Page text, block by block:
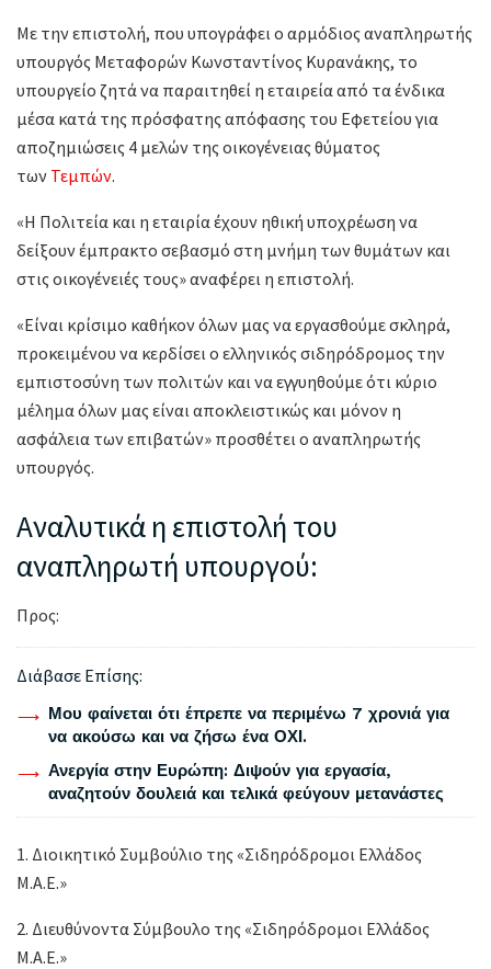
Με την επιστολή, που υπογράφει ο αρμόδιος αναπληρωτής
υπουργός Μεταφορών Κωνσταντίνος Κυρανάκης, το
υπουργείο ζητά να παραιτηθεί η εταιρεία από τα ένδικα
μέσα κατά της πρόσφατης απόφασης του Εφετείου για
αποζημιώσεις 4 μελών της οικογένειας θύματος
των Τεμπών.
«Η Πολιτεία και η εταιρία έχουν ηθική υποχρέωση να
δείξουν έμπρακτο σεβασμό στη μνήμη των θυμάτων και
στις οικογένειές τους» αναφέρει η επιστολή.
«Είναι κρίσιμο καθήκον όλων μας να εργασθούμε σκληρά,
προκειμένου να κερδίσει ο ελληνικός σιδηρόδρομος την
εμπιστοσύνη των πολιτών και να εγγυηθούμε ότι κύριο
μέλημα όλων μας είναι αποκλειστικώς και μόνον η
ασφάλεια των επιβατών» προσθέτει ο αναπληρωτής
υπουργός.
Αναλυτικά η επιστολή του
αναπληρωτή υπουργού:
Προς:
Διάβασε Επίσης:
Μου φαίνεται ότι έπρεπε να περιμένω 7 χρονιά για
να ακούσω και να ζήσω ένα ΟΧΙ.
Ανεργία στην Ευρώπη: Διψούν για εργασία,
αναζητούν δουλειά και τελικά φεύγουν μετανάστες
1. Διοικητικό Συμβούλιο της «Σιδηρόδρομοι Ελλάδος
Μ.Α.Ε.»
2. Διευθύνοντα Σύμβουλο της «Σιδηρόδρομοι Ελλάδος
Μ.Α.Ε.»